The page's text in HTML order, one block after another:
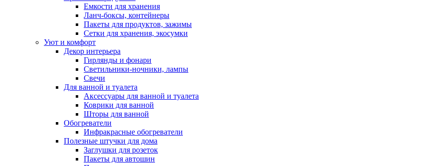
Емкости для хранения
Ланч-боксы, контейнеры
Пакеты для продуктов, зажимы
Сетки для хранения, экосумки
Уют и комфорт
Декор интерьера
Гирлянды и фонари
Светильники-ночники, лампы
Свечи
Для ванной и туалета
Аксессуары для ванной и туалета
Коврики для ванной
Шторы для ванной
Обогреватели
Инфракрасные обогреватели
Полезные штучки для дома
Заглушки для розеток
Пакеты для автошин